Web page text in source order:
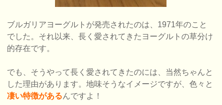
ブルガリアヨーグルトが発売されたのは、1971年のこと
でした。それ以来、長く愛されてきたヨーグルトの草分け
的存在です。
でも、そうやって長く愛されてきたのには、当然ちゃんと
した理由があります。地味そうなイメージですが、色々と
凄い特徴があるんですよ！